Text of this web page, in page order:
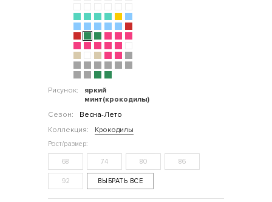
Рисунок:
яркий
минт(крокодилы)
Сезон:
Весна-Лето
Коллекция:
Крокодилы
68 74 80 86
92 ВЫБРАТЬ ВСЕ